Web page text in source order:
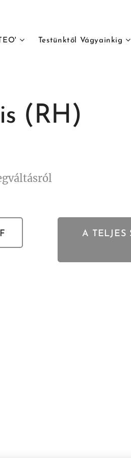
Testünktől Vágyainkig
(RH)
A TELJES